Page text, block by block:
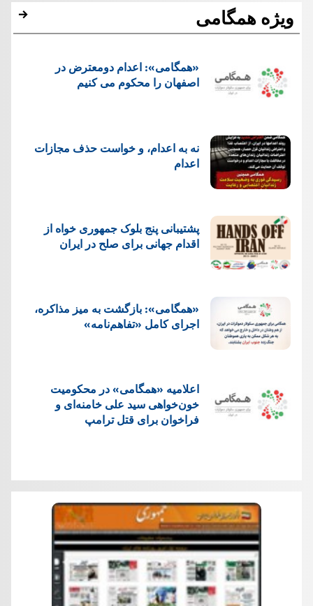
ویژه همگامی
«همگامی»: اعدام دومعترض در
اصفهان را محکوم می کنیم
نه به اعدام، و خواست حذف مجازات
اعدام
پشتيبانی پنج بلوک جمهوری خواه از
اقدام جهانی برای صلح در ایران
«همگامی»: بازگشت به میز مذاکره،
اجرای کامل «تفاهم‌نامه»
اعلامیه «همگامی» در محکومیت
خون‌خواهی سید علی خامنه‌ای و
فراخوان برای قتل ترامپ